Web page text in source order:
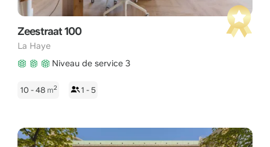
Zeestraat 100
La Haye
Niveau de service 3
10 - 48 m2 1 - 5